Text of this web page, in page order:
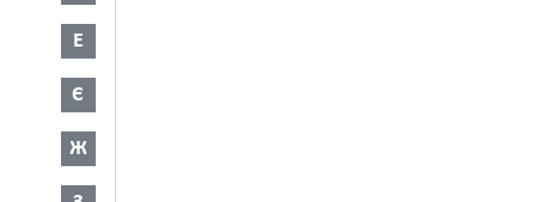
Е
Є
Ж